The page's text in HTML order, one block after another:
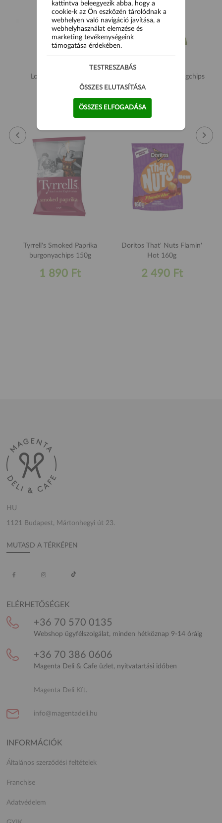
Long Chips Creamy
Mushroom 75g
Tyrrell's Smoked Paprika
burgonyachips 150g
1 890 Ft
Tyrrell's Vegyes zöldségchips
Doritos That' Nuts Flamin'
Hot 160g
2 490 Ft
HU
1121 Budapest, Mártonhegyi út 23.
MUTASD A TÉRKÉPEN
ELÉRHETŐSÉGEK
+36 70 570 0135
Webshop ügyfélszolgálat, minden hétköznap 9-14 óráig
+36 70 386 0606
Magenta Deli & Cafe üzlet, nyitvatartási időben
Magenta Deli Kft.
info@magentadeli.hu
INFORMÁCIÓK
Általános szerződési feltételek
Franchise
Adatvédelem
kattintva beleegyezik abba, hogy a
cookie-k az Ön eszközén tárolódnak a
webhelyen való navigáció javítása, a
webhelyhasználat elemzése és
marketing tevékenységeink
támogatása érdekében.
TESTRESZABÁS
ÖSSZES ELUTASÍTÁSA
ÖSSZES ELFOGADÁSA